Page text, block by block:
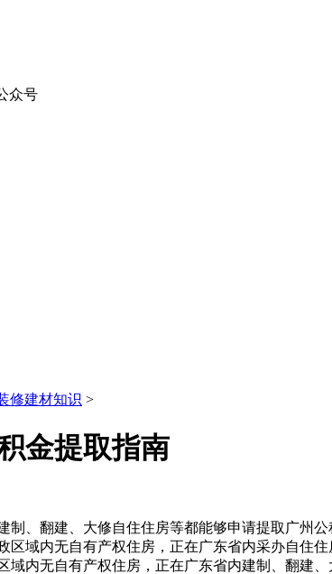
修建材知识 >
金提取指南
、翻建、大修自住住房等都能够申请提取广州公
区域内无自有产权住房，正在广东省内采办自住
域内无自有产权住房，正在广东省内建制、翻建